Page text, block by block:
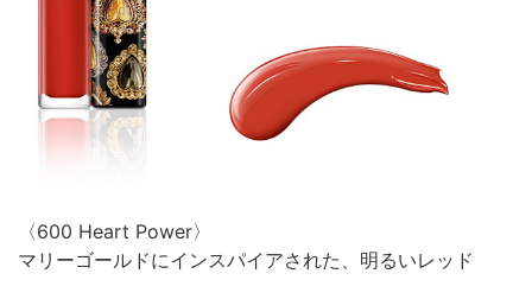
〈600 Heart Power〉
マリーゴールドにインスパイアされた、明るいレッド